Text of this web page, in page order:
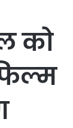
को